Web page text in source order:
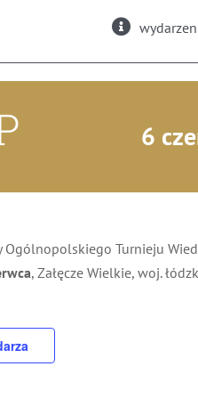
6
Ogólnopolskiego Turnieju
, Załęcze Wielkie, woj.